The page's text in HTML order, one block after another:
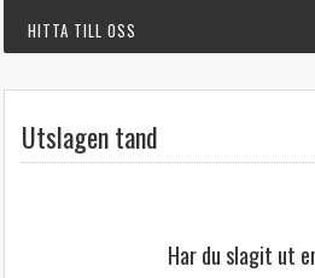
HITTA TILL OSS
Utslagen tand
Har du slagit ut